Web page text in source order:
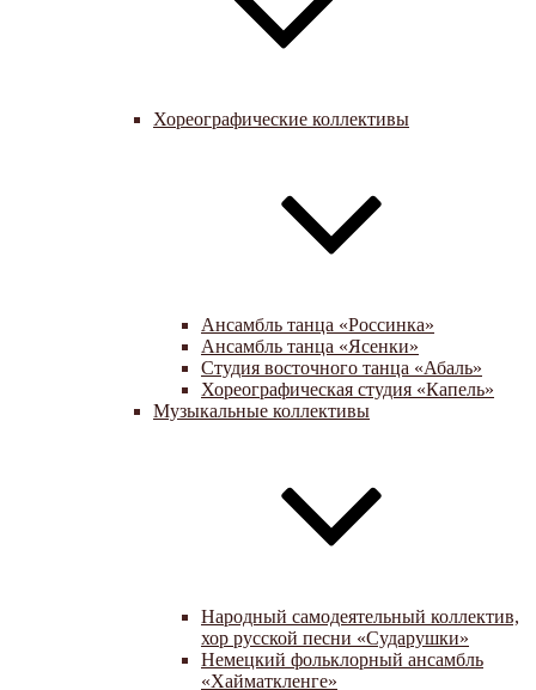
Хореографические коллективы
Ансамбль танца «Россинка»
Ансамбль танца «Ясенки»
Студия восточного танца «Абаль»
Хореографическая студия «Капель»
Музыкальные коллективы
Народный самодеятельный коллектив,
хор русской песни «Сударушки»
Немецкий фольклорный ансамбль
«Хайматкленге»